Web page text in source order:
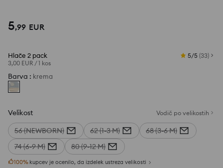
5,99 EUR
Hlače 2 pack
3,00 EUR /1 kos
5/5 (33)
Barva : krema
Velikost Vodič po velikostih
56 (NEWBORN) 62 (1-3 M)
68 (3-6 M)
74 (6-9 M)
80 (9-12 M)
100% kupcev je ocenilo, da izdelek ustreza velikosti